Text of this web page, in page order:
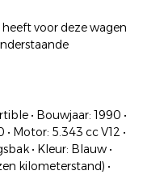
voor deze wagen
• Bouwjaar: 1990 •
Motor: 5.343 cc V12 •
• Kleur: Blauw •
kilometerstand) •